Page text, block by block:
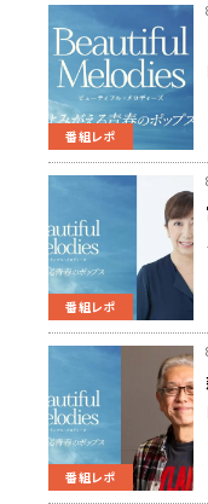
番組レポ
番組レポ
番組レポ